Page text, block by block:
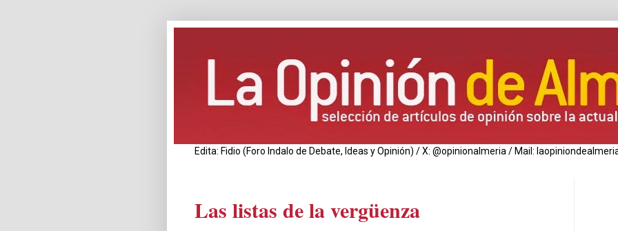
Edita: Fidio (Foro Indalo de Debate, Ideas y Opinión) / X: @opinionalmeria / Mail:
Las listas de la vergüenza